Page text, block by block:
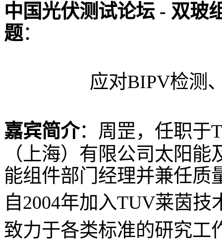
中国光伏测试论坛 - 双玻
题：
应对BIPV检测
嘉宾简介：周罡， 任职于
（上海）有限公司太阳
能组件部门经理并兼任质
自2004年加入TUV莱茵
致力于各类标准的研究工